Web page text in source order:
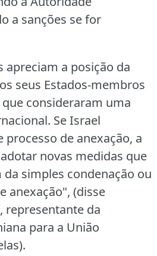
a sanções se for
apreciam a posição da
seus Estados-membros
consideraram uma
Se Israel
de anexação, a
novas medidas que
simples condenação ou
anexação", (disse
representante da
para a União